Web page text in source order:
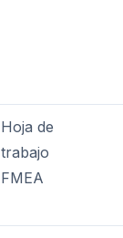
Hoja de
trabajo
FMEA